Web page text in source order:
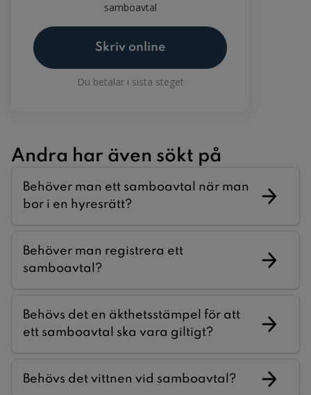
samboavtal
Skriv online
Du betalar i sista steget
Andra har även sökt på
Behöver man ett samboavtal när man
bor i en hyresrätt?
Behöver man registrera ett
samboavtal?
Behövs det en äkthetsstämpel för att
ett samboavtal ska vara giltigt?
Behövs det vittnen vid samboavtal?